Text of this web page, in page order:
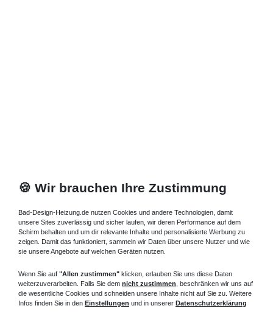
🍪 Wir brauchen Ihre Zustimmung
Bad-Design-Heizung.de nutzen Cookies und andere Technologien, damit
unsere Sites zuverlässig und sicher laufen, wir deren Performance auf dem
Schirm behalten und um dir relevante Inhalte und personalisierte Werbung zu
zeigen. Damit das funktioniert, sammeln wir Daten über unsere Nutzer und wie
sie unsere Angebote auf welchen Geräten nutzen.
Wenn Sie auf "Allen zustimmen" klicken, erlauben Sie uns diese Daten
weiterzuverarbeiten. Falls Sie dem nicht zustimmen , beschränken wir uns auf
die wesentliche Cookies und schneiden unsere Inhalte nicht auf Sie zu. Weitere
Infos finden Sie in den Einstellungen und in unserer Datenschutzerklärung